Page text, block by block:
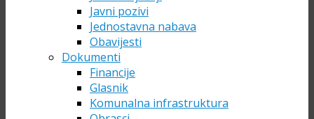
Javni pozivi
Jednostavna nabava
Obavijesti
Dokumenti
Financije
Glasnik
Komunalna infrastruktura